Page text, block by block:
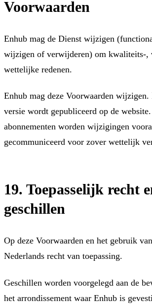
Voorwaarden
Enhub mag de Dienst wijzigen
wijzigen of verwijderen) om kwaliteits-,
wettelijke redenen.
Enhub mag deze Voorwaarden wijzigen.
versie wordt gepubliceerd op de
abonnementen worden wijzigingen
gecommuniceerd voor zover wettelijk
19. Toepasselijk recht
geschillen
Op deze Voorwaarden en het gebruik
Nederlands recht van toepassing.
Geschillen worden voorgelegd aan de
het arrondissement waar Enhub is